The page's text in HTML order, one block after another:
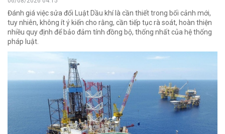
Đánh giá việc sửa đổi Luật Dầu khí là cần thiết trong bối cảnh mới,
tuy nhiên, không ít ý kiến cho rằng, cần tiếp tục rà soát, hoàn thiện
nhiều quy định để bảo đảm tính đồng bộ, thống nhất của hệ thống
pháp luật.